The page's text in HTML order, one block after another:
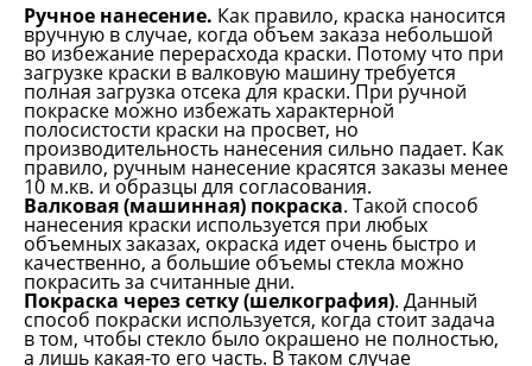
Ручное нанесение. Как правило, краска наносится
вручную в случае, когда объем заказа небольшой
во избежание перерасхода краски. Потому что при
загрузке краски в валковую машину требуется
полная загрузка отсека для краски. При ручной
покраске можно избежать характерной
полосистости краски на просвет, но
производительность нанесения сильно падает. Как
правило, ручным нанесение красятся заказы менее
10 м.кв. и образцы для согласования.
Валковая (машинная) покраска. Такой способ
нанесения краски используется при любых
объемных заказах, окраска идет очень быстро и
качественно, а большие объемы стекла можно
покрасить за считанные дни.
Покраска через сетку (шелкография). Данный
способ покраски используется, когда стоит задача
в том, чтобы стекло было окрашено не полностью,
а лишь какая-то его часть. В таком случае